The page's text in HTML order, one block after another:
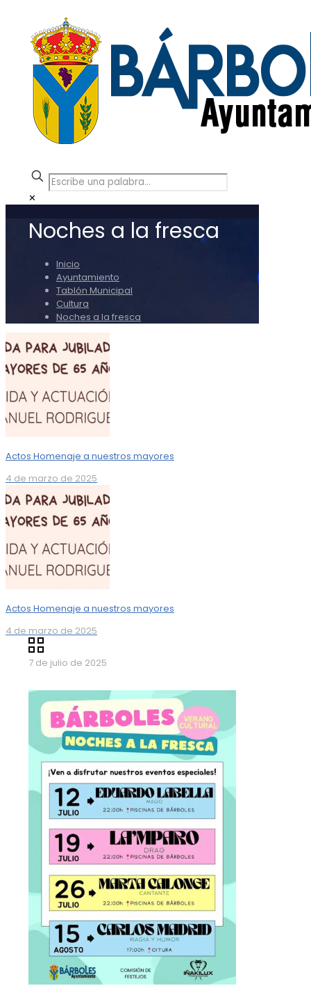
✕
Noches a la fresca
Inicio
Ayuntamiento
Tablón Municipal
Cultura
Noches a la fresca
Actos Homenaje a nuestros mayores
4 de marzo de 2025
Actos Homenaje a nuestros mayores
4 de marzo de 2025
7 de julio de 2025